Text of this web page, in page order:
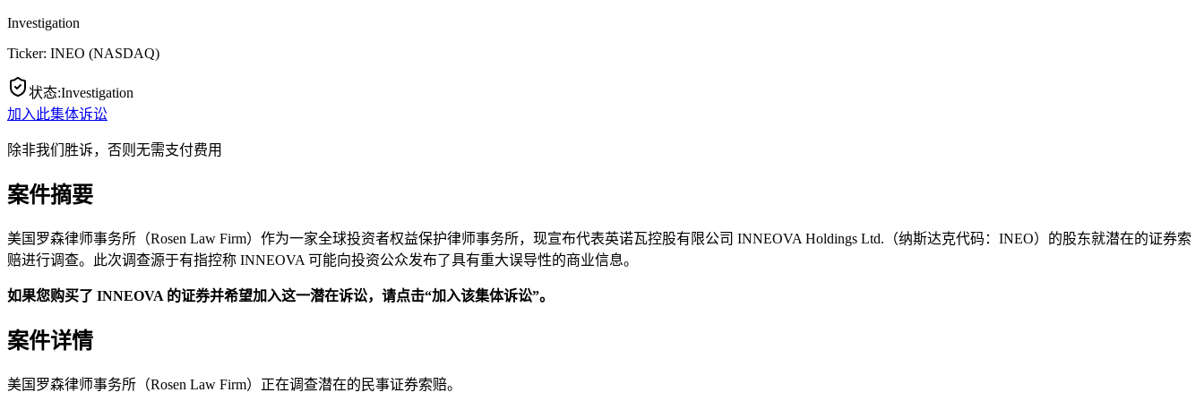
Investigation
Ticker: INEO (NASDAQ)
状态:Investigation
加入此集体诉讼
除非我们胜诉，否则无需支付费用
案件摘要
美国罗森律师事务所（Rosen Law Firm）作为一家全球投资者权益保护律师事务所，现宣布代表英诺瓦控股有限公司 INNEOVA Holdings Ltd.（纳斯达克代码：INEO）的股东就潜在的证券索
赔进行调查。此次调查源于有指控称 INNEOVA 可能向投资公众发布了具有重大误导性的商业信息。
如果您购买了 INNEOVA 的证券并希望加入这一潜在诉讼，请点击“加入该集体诉讼”。
案件详情
美国罗森律师事务所（Rosen Law Firm）正在调查潜在的民事证券索赔。